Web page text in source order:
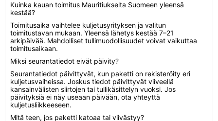
Kuinka kauan toimitus Mauritiukselta Suomeen yleensä
kestää?
Toimitusaika vaihtelee kuljetusyrityksen ja valitun
toimitustavan mukaan. Yleensä lähetys kestää 7–21
arkipäivää. Mahdolliset tullimuodollisuudet voivat vaikuttaa
toimitusaikaan.
Miksi seurantatiedot eivät päivity?
Seurantatiedot päivittyvät, kun paketti on rekisteröity eri
kuljetusvaiheissa. Joskus tiedot päivittyvät viiveellä
kansainvälisten siirtojen tai tullikäsittelyn vuoksi. Jos
päivityksiä ei näy useaan päivään, ota yhteyttä
kuljetusliikkeeseen.
Mitä teen, jos paketti katoaa tai viivästyy?